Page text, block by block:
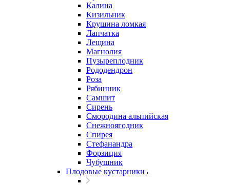
Калина
Кизильник
Крушина ломкая
Лапчатка
Лещина
Магнолия
Пузыреплодник
Рододендрон
Роза
Рябинник
Самшит
Сирень
Смородина альпийская
Снежноягодник
Спирея
Стефанандра
Форзиция
Чубушник
Плодовые кустарники